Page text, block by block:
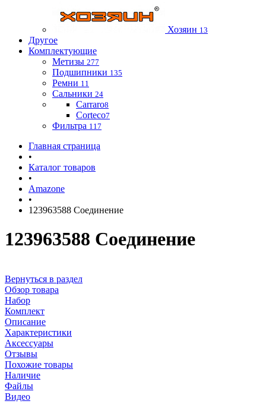
Хозяин 13
Другое
Комплектующие
Метизы 277
Подшипники 135
Ремни 11
Сальники 24
Carraro8
Corteco7
Фильтра 117
Главная страница
•
Каталог товаров
•
Amazone
•
123963588 Соединение
123963588 Соединение
Вернуться в раздел
Обзор товара
Набор
Комплект
Описание
Характеристики
Аксессуары
Отзывы
Похожие товары
Наличие
Файлы
Видео